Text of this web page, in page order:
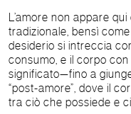
L’amore non appare
tradizionale, bensì
desiderio si intreccia
consumo, e il corpo
significato—fino a
“post-amore”, dove il
tra ciò che possiede e